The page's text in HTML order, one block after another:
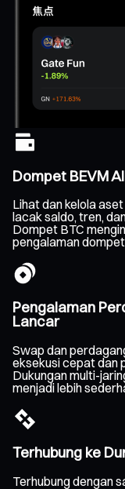
Dompet BEVM
Lihat dan kelola
lacak saldo, tren,
Dompet BTC
pengalaman
Pengalaman
Lancar
Swap dan
eksekusi cepat dan
Dukungan multi-
menjadi lebih
Terhubung ke
Terhubung dengan